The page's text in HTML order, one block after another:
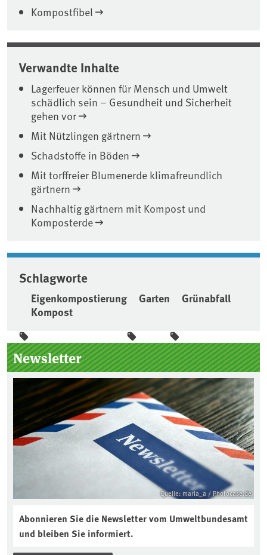
Kompostfibel
Verwandte Inhalte
Lagerfeuer können für Mensch und Umwelt
schädlich sein – Gesundheit und Sicherheit
gehen vor
Mit Nützlingen gärtnern
Schadstoffe in Böden
Mit torffreier Blumenerde klimafreundlich
gärtnern
Nachhaltig gärtnern mit Kompost und
Komposterde
Schlagworte
Eigenkompostierung Garten
Grünabfall
Kompost
Seitenleiste
Newsletter
Quelle: maria_a / Photocase.de
Abonnieren Sie die Newsletter vom Umweltbundesamt
und bleiben Sie informiert.